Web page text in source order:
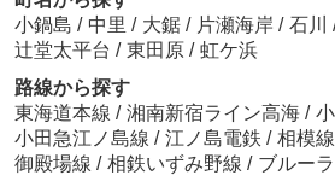
小鍋島 / 中里 / 大鋸 / 片瀬海岸 / 石川
辻堂太平台 / 東田原 / 虹ケ浜
路線から探す
東海道本線 / 湘南新宿ライン高海 /
小田急江ノ島線 / 江ノ島電鉄 / 相模線
御殿場線 / 相鉄いずみ野線 / ブルー